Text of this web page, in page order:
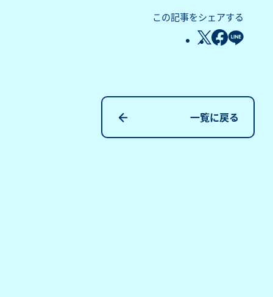
この記事をシェアする
一覧に戻る